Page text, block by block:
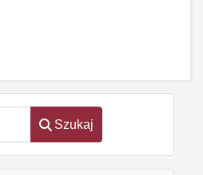
Szukaj
Nr 6-7 (133) czerwiec-lipiec